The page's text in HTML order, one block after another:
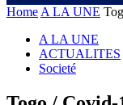
Home A LA UNE
A LA UNE
ACTUALITES
Societé